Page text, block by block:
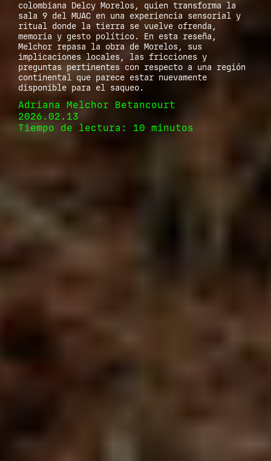
colombiana Delcy Morelos, quien transforma la
sala 9 del MUAC en una experiencia sensorial y
ritual donde la tierra se vuelve ofrenda,
memoria y gesto político. En esta reseña,
Melchor repasa la obra de Morelos, sus
implicaciones locales, las fricciones y
preguntas pertinentes con respecto a una región
continental que parece estar nuevamente
disponible para el saqueo.
Adriana Melchor Betancourt
2026.02.13
Tiempo de lectura: 10 minutos